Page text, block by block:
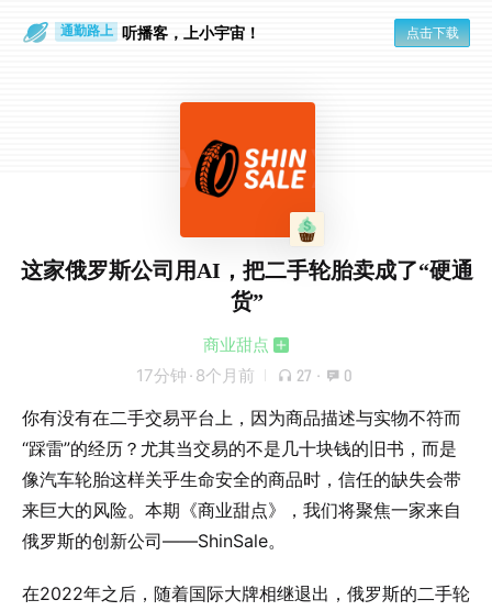
通勤路上 听播客，上小宇宙！ 点击下载
这家俄罗斯公司用AI，把二手轮胎卖成了“硬通
货”
商业甜点
17分钟 · 8个月前 27 · 0
你有没有在二手交易平台上，因为商品描述与实物不符而
“踩雷”的经历？尤其当交易的不是几十块钱的旧书，而是
像汽车轮胎这样关乎生命安全的商品时，信任的缺失会带
来巨大的风险。本期《商业甜点》，我们将聚焦一家来自
俄罗斯的创新公司——ShinSale。
在2022年之后，随着国际大牌相继退出，俄罗斯的二手轮